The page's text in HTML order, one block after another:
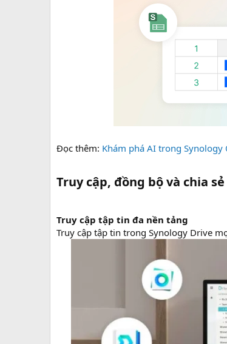
Đọc thêm: Khám phá AI trong Synology
Truy cập, đồng bộ và chia
Truy cập tập tin đa nền tảng
Truy cập tập tin trong Synology Drive